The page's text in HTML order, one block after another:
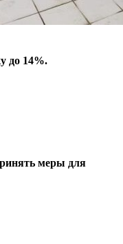
до 14%.
меры для